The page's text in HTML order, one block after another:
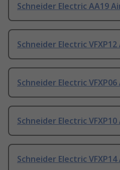
Schneider Electric AA19
Schneider Electric
Schneider Electric
Schneider Electric
Schneider Electric